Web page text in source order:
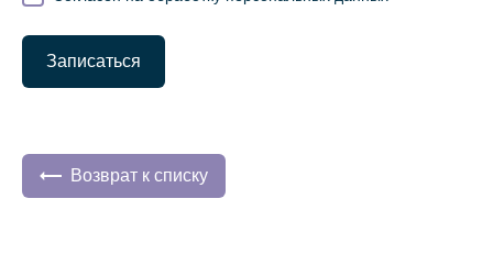
Записаться
Возврат к списку